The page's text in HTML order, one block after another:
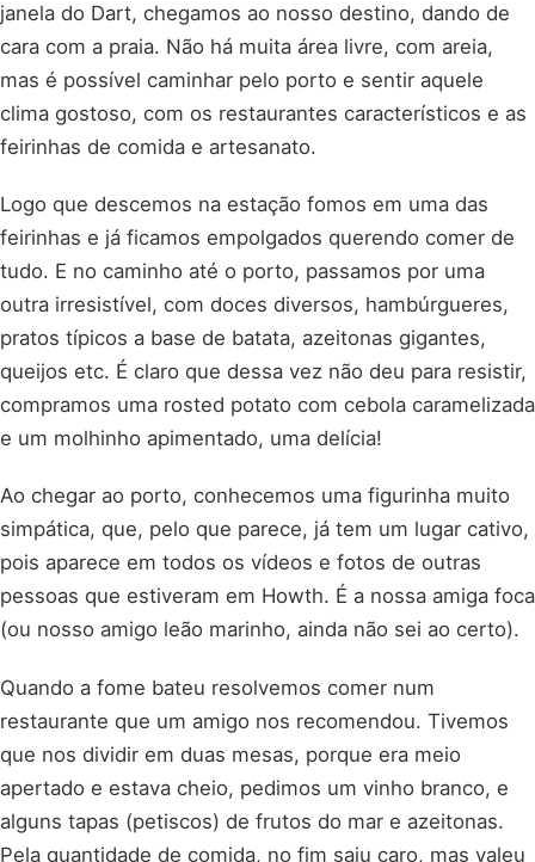
janela do Dart, chegamos ao nosso destino, dando de
cara com a praia. Não há muita área livre, com areia,
mas é possível caminhar pelo porto e sentir aquele
clima gostoso, com os restaurantes característicos e as
feirinhas de comida e artesanato.
Logo que descemos na estação fomos em uma das
feirinhas e já ficamos empolgados querendo comer de
tudo. E no caminho até o porto, passamos por uma
outra irresistível, com doces diversos, hambúrgueres,
pratos típicos a base de batata, azeitonas gigantes,
queijos etc. É claro que dessa vez não deu para resistir,
compramos uma rosted potato com cebola caramelizada
e um molhinho apimentado, uma delícia!
Ao chegar ao porto, conhecemos uma figurinha muito
simpática, que, pelo que parece, já tem um lugar cativo,
pois aparece em todos os vídeos e fotos de outras
pessoas que estiveram em Howth. É a nossa amiga foca
(ou nosso amigo leão marinho, ainda não sei ao certo).
Quando a fome bateu resolvemos comer num
restaurante que um amigo nos recomendou. Tivemos
que nos dividir em duas mesas, porque era meio
apertado e estava cheio, pedimos um vinho branco, e
alguns tapas (petiscos) de frutos do mar e azeitonas.
Pela quantidade de comida, no fim saiu caro, mas valeu